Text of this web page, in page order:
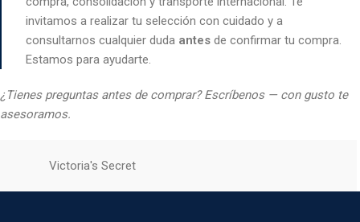
invitamos a realizar tu selección con cuidado y a
consultarnos cualquier duda antes de confirmar tu compra.
Estamos para ayudarte.
¿Tienes preguntas antes de comprar? Escríbenos — con gusto te
asesoramos.
Victoria's Secret